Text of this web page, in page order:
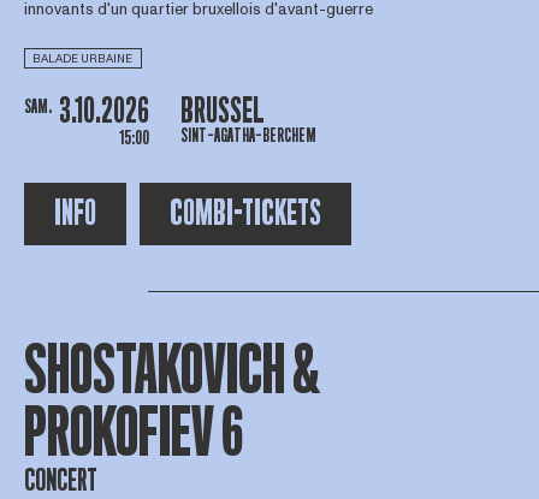
innovants d'un quartier bruxellois d'avant-guerre
BALADE URBAINE
SAM. 3.10.2026
15:00
BRUSSEL
SINT-AGATHA-BERCHEM
INFO COMBI-TICKETS
SHOSTAKOVICH &
PROKOFIEV 6
CONCERT